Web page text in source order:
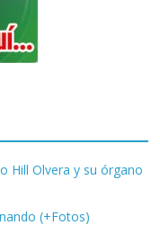
Hill Olvera y su órgano
(+Fotos)